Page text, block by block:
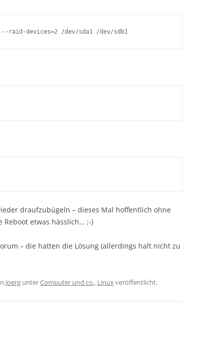
raid-devices=2 /dev/sda1 /dev/sdb1
draufzubügeln – dieses Mal hoffentlich ohne
Reboot etwas hässlich… ;-)
– die hatten die Lösung (allerdings halt nicht zu
Joerg unterComputer und co., Linuxveröffentlicht.